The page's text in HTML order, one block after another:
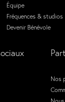
Équipe
Fréquences & studios
Devenir Bénévole
Nos